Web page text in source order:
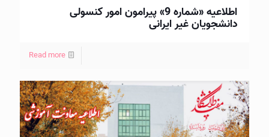
اطلاعیه «شماره 9» پیرامون امور کنسولی
دانشجویان غیر ایرانی
Read more